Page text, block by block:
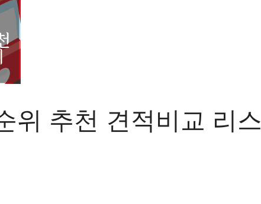
위 추천 견적비교 리스